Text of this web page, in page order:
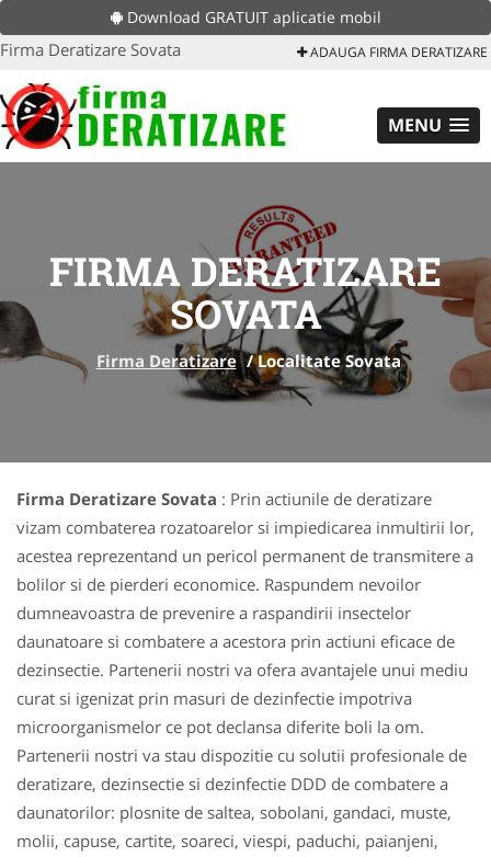
Download GRATUIT aplicatie mobil
Firma Deratizare Sovata ADAUGA FIRMA DERATIZARE
MENU
FIRMA DERATIZARE
SOVATA
Firma Deratizare /Localitate Sovata
Firma Deratizare Sovata : Prin actiunile de deratizare
vizam combaterea rozatoarelor si impiedicarea inmultirii lor,
acestea reprezentand un pericol permanent de transmitere a
bolilor si de pierderi economice. Raspundem nevoilor
dumneavoastra de prevenire a raspandirii insectelor
daunatoare si combatere a acestora prin actiuni eficace de
dezinsectie. Partenerii nostri va ofera avantajele unui mediu
curat si igenizat prin masuri de dezinfectie impotriva
microorganismelor ce pot declansa diferite boli la om.
Partenerii nostri va stau dispozitie cu solutii profesionale de
deratizare, dezinsectie si dezinfectie DDD de combatere a
daunatorilor: plosnite de saltea, sobolani, gandaci, muste,
molii, capuse, cartite, soareci, viespi, paduchi, paianjeni,